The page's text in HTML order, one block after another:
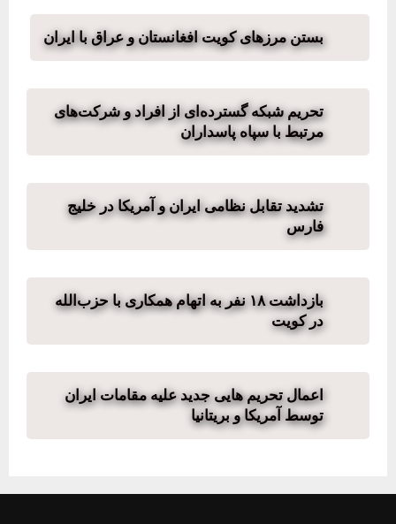
بستن مرزهای کویت افغانستان و عراق با ایران
تحریم شبکه گسترده‌ای از افراد و شرکت‌های
مرتبط با سپاه پاسداران
تشدید تقابل نظامی ایران و آمریکا در خلیج
فارس
بازداشت ١٨ نفر به اتهام همکاری با حزب‌الله
در کویت
اعمال تحریم هایی جدید علیه مقامات ایران
توسط آمریکا و بریتانیا